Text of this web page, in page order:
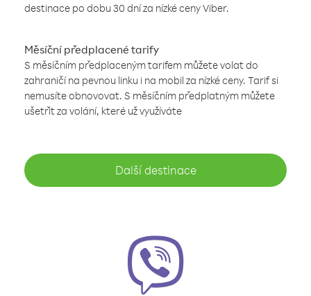
destinace po dobu 30 dní za nízké ceny Viber.
Měsíční předplacené tarify
S měsíčním předplaceným tarifem můžete volat do
zahraničí na pevnou linku i na mobil za nízké ceny. Tarif si
nemusíte obnovovat. S měsíčním předplatným můžete
ušetřit za volání, které už využíváte
Další destinace